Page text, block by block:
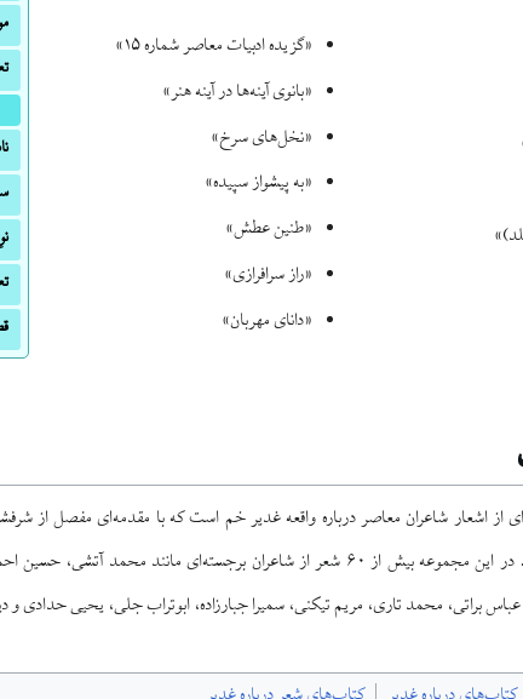
«گزیده ادبیات معاصر شماره ۱۵»
«بانوی آینه‌ها در آینه هنر»
«نخل‌های سرخ»
«به پیشواز سپیده»
«طنین عطش»
«راز سرافرازی»
«دانای مهربان»
از اشعار شاعران معاصر درباره واقعه غدیر خم است که با مقدمه‌ای مفصل از
فارسی منتشر شده است. در این مجموعه بیش از ۶۰ شعر از شاعران برجسته‌ای
براتی، محمد تاری، مریم تیکنی، سمیرا جبارزاده، ابوتراب جلی، یحیی حدادی